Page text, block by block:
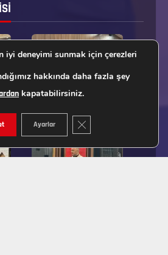
iyi deneyimi sunmak için çerezleri
hakkında daha fazla şey
kapatabilirsiniz.
Ayarlar GDPR ÇEREZ ŞERIDINI